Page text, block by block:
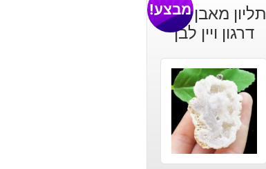
תליון מאבן אגט
דרגון ויין לבן
מבצע!